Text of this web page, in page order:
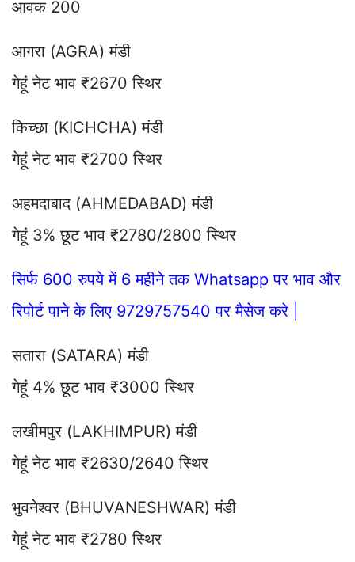
आवक 200
आगरा (AGRA) मंडी
गेहूं नेट भाव ₹2670 स्थिर
किच्छा (KICHCHA) मंडी
गेहूं नेट भाव ₹2700 स्थिर
अहमदाबाद (AHMEDABAD) मंडी
गेहूं 3% छूट भाव ₹2780/2800 स्थिर
सिर्फ 600 रुपये में 6 महीने तक Whatsapp पर भाव और
रिपोर्ट पाने के लिए 9729757540 पर मैसेज करे |
सतारा (SATARA) मंडी
गेहूं 4% छूट भाव ₹3000 स्थिर
लखीमपुर (LAKHIMPUR) मंडी
गेहूं नेट भाव ₹2630/2640 स्थिर
भुवनेश्वर (BHUVANESHWAR) मंडी
गेहूं नेट भाव ₹2780 स्थिर